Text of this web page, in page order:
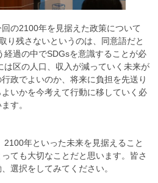
の2100年を見据えた政策について
り残さないというのは、同意語だと
経過の中でSDGsを意識することが必
区の人口、収入が減っていく未来が
政でよいのか、将来に負担を先送り
いかを今考えて行動に移していく必
す。
年といった未来を見据えること
ても大切なことだと思います。皆さ
選択をしてみてください。